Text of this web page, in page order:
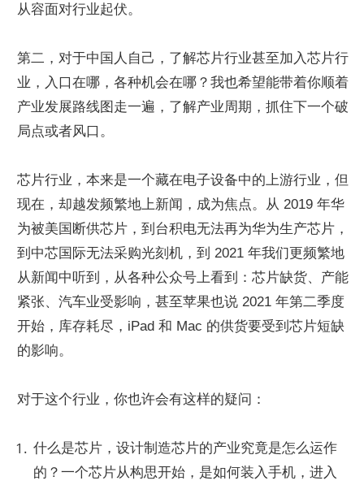
从容面对行业起伏。
第二，对于中国人自己，了解芯片行业甚至加入芯片行
业，入口在哪，各种机会在哪？我也希望能带着你顺着
产业发展路线图走一遍，了解产业周期，抓住下一个破
局点或者风口。
芯片行业，本来是一个藏在电子设备中的上游行业，但
现在，却越发频繁地上新闻，成为焦点。从 2019 年华
为被美国断供芯片，到台积电无法再为华为生产芯片，
到中芯国际无法采购光刻机，到 2021 年我们更频繁地
从新闻中听到，从各种公众号上看到：芯片缺货、产能
紧张、汽车业受影响，甚至苹果也说 2021 年第二季度
开始，库存耗尽，iPad 和 Mac 的供货要受到芯片短缺
的影响。
对于这个行业，你也许会有这样的疑问：
什么是芯片，设计制造芯片的产业究竟是怎么运作
的？一个芯片从构思开始，是如何装入手机，进入